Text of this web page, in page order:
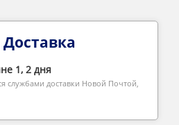
Доставка
1, 2 дня
службами доставки Новой Почтой,